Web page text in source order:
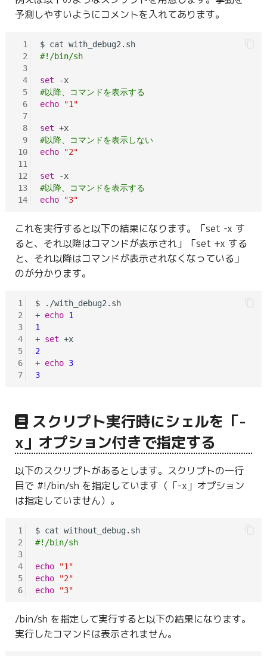
予測しやすいようにコメントを入れてあります。
1
2
3
4
5
6
7
8
9
10
11
12
13
14
$ cat with_debug2.sh
#!/bin/sh
set
-x
#以降、コマンドを表示する
echo
"1"
set
+x
#以降、コマンドを表示しない
echo
"2"
set
-x
#以降、コマンドを表示する
echo
"3"
これを実行すると以下の結果になります。「set -x す
ると、それ以降はコマンドが表示され」「set +x する
と、それ以降はコマンドが表示されなくなっている」
のが分かります。
1
2
3
4
5
6
7
$ ./with_debug2.sh
+ echo 1
1
+ set
+x
2
+ echo 3
3
スクリプト実行時にシェルを「-
x」オプション付きで指定する
以下のスクリプトがあるとします。スクリプトの一行
目で #!/bin/sh を指定しています（「-x」オプション
は指定していません）。
1
2
3
4
5
6
$ cat without_debug.sh
#!/bin/sh
echo
"1"
echo
"2"
echo
"3"
/bin/sh を指定して実行すると以下の結果になります。
実行したコマンドは表示されません。